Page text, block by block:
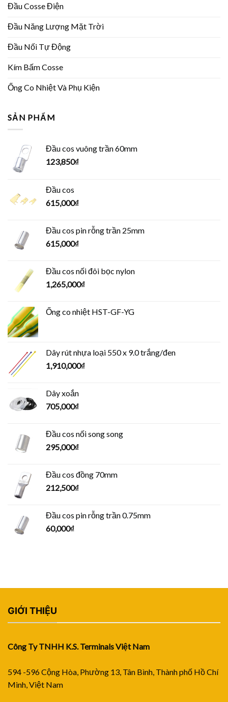
Đầu Cosse Điện
Đầu Năng Lượng Mặt Trời
Đầu Nối Tự Động
Kím Bấm Cosse
Ống Co Nhiệt Và Phụ Kiện
SẢN PHẨM
Đầu cos vuông trần 60mm
123,850₫
Đầu cos
615,000₫
Đầu cos pin rỗng trần 25mm
615,000₫
Đầu cos nối đôi bọc nylon
1,265,000₫
Ống co nhiệt HST-GF-YG
Dây rút nhựa loại 550 x 9.0 trắng/đen
1,910,000₫
Dây xoắn
705,000₫
Đầu cos nối song song
295,000₫
Đầu cos đồng 70mm
212,500₫
Đầu cos pin rỗng trần 0.75mm
60,000₫
GIỚI THIỆU
Công Ty TNHH K.S. Terminals Việt Nam
594 -596 Cộng Hòa, Phường 13, Tân Bình, Thành phố Hồ Chí
Minh, Việt Nam